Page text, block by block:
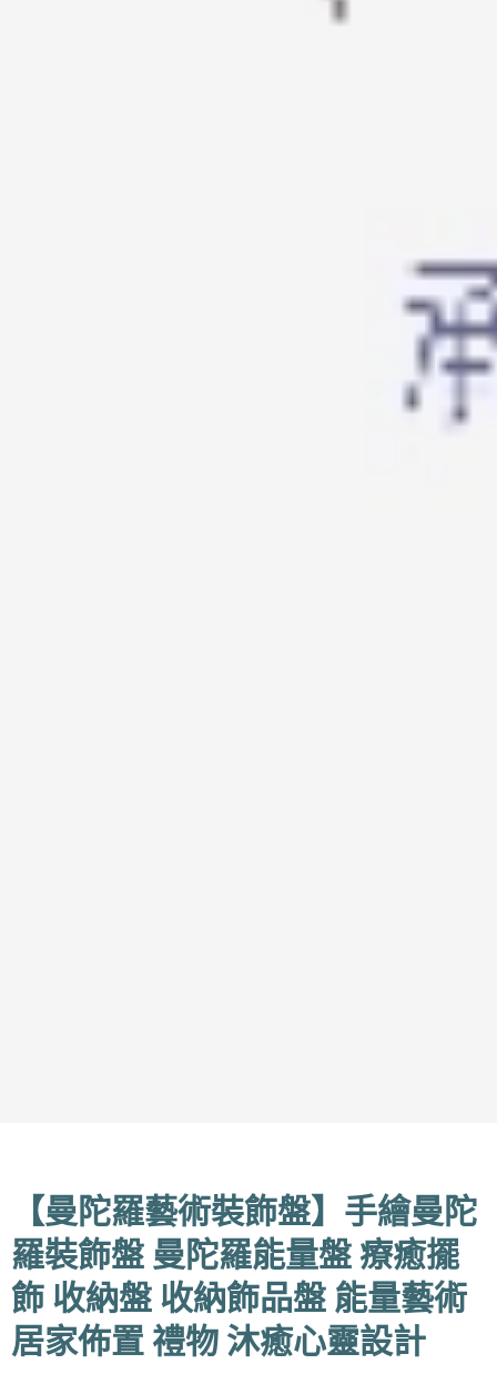
【曼陀羅藝術裝飾盤】手繪曼陀
羅裝飾盤 曼陀羅能量盤 療癒擺
飾 收納盤 收納飾品盤 能量藝術
居家佈置 禮物 沐癒心靈設計